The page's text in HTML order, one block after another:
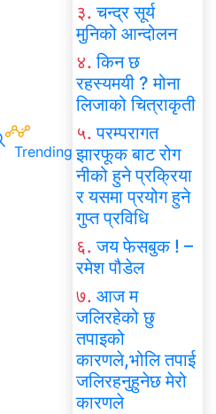
Trending
३. चन्द्र सूर्य
मुनिको आन्दोलन
४. किन छ
रहस्यमयी ? मोना
लिजाको चित्राकृती
५. परम्परागत
झारफूक बाट रोग
नीको हुने प्रक्रिया
र यसमा प्रयोग हुने
गुप्त प्रविधि
६. जय फेसबुक ! –
रमेश पौडेल
७. आज म
जलिरहेको छु
तपाइको
कारणले,भोलि तपाई
जलिरहनुहुनेछ मेरो
कारणले